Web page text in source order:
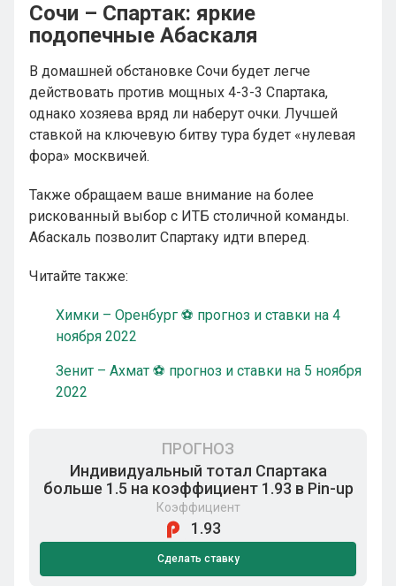
Сочи – Спартак: яркие
подопечные Абаскаля
В домашней обстановке Сочи будет легче
действовать против мощных 4-3-3 Спартака,
однако хозяева вряд ли наберут очки. Лучшей
ставкой на ключевую битву тура будет «нулевая
фора» москвичей.
Также обращаем ваше внимание на более
рискованный выбор с ИТБ столичной команды.
Абаскаль позволит Спартаку идти вперед.
Читайте также:
Химки – Оренбург ⚽ прогноз и ставки на 4
ноября 2022
Зенит – Ахмат ⚽ прогноз и ставки на 5 ноября
2022
ПРОГНОЗ
Индивидуальный тотал Спартака
больше 1.5 на коэффициент 1.93 в Pin-up
Коэффициент
1.93
Сделать ставку